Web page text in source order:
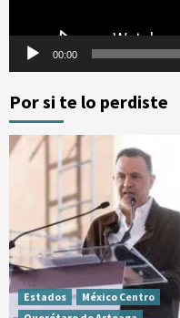
00:00
Por si te lo perdiste
Estados
México Centro